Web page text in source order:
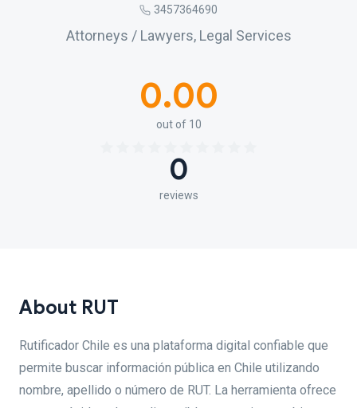
3457364690
Attorneys / Lawyers, Legal Services
0.00
out of 10
0
reviews
About RUT
Rutificador Chile es una plataforma digital confiable que
permite buscar información pública en Chile utilizando
nombre, apellido o número de RUT. La herramienta ofrece